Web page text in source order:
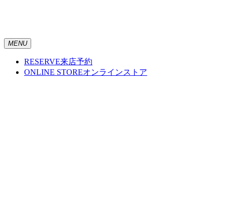
MENU
RESERVE来店予約
ONLINE STOREオンラインストア